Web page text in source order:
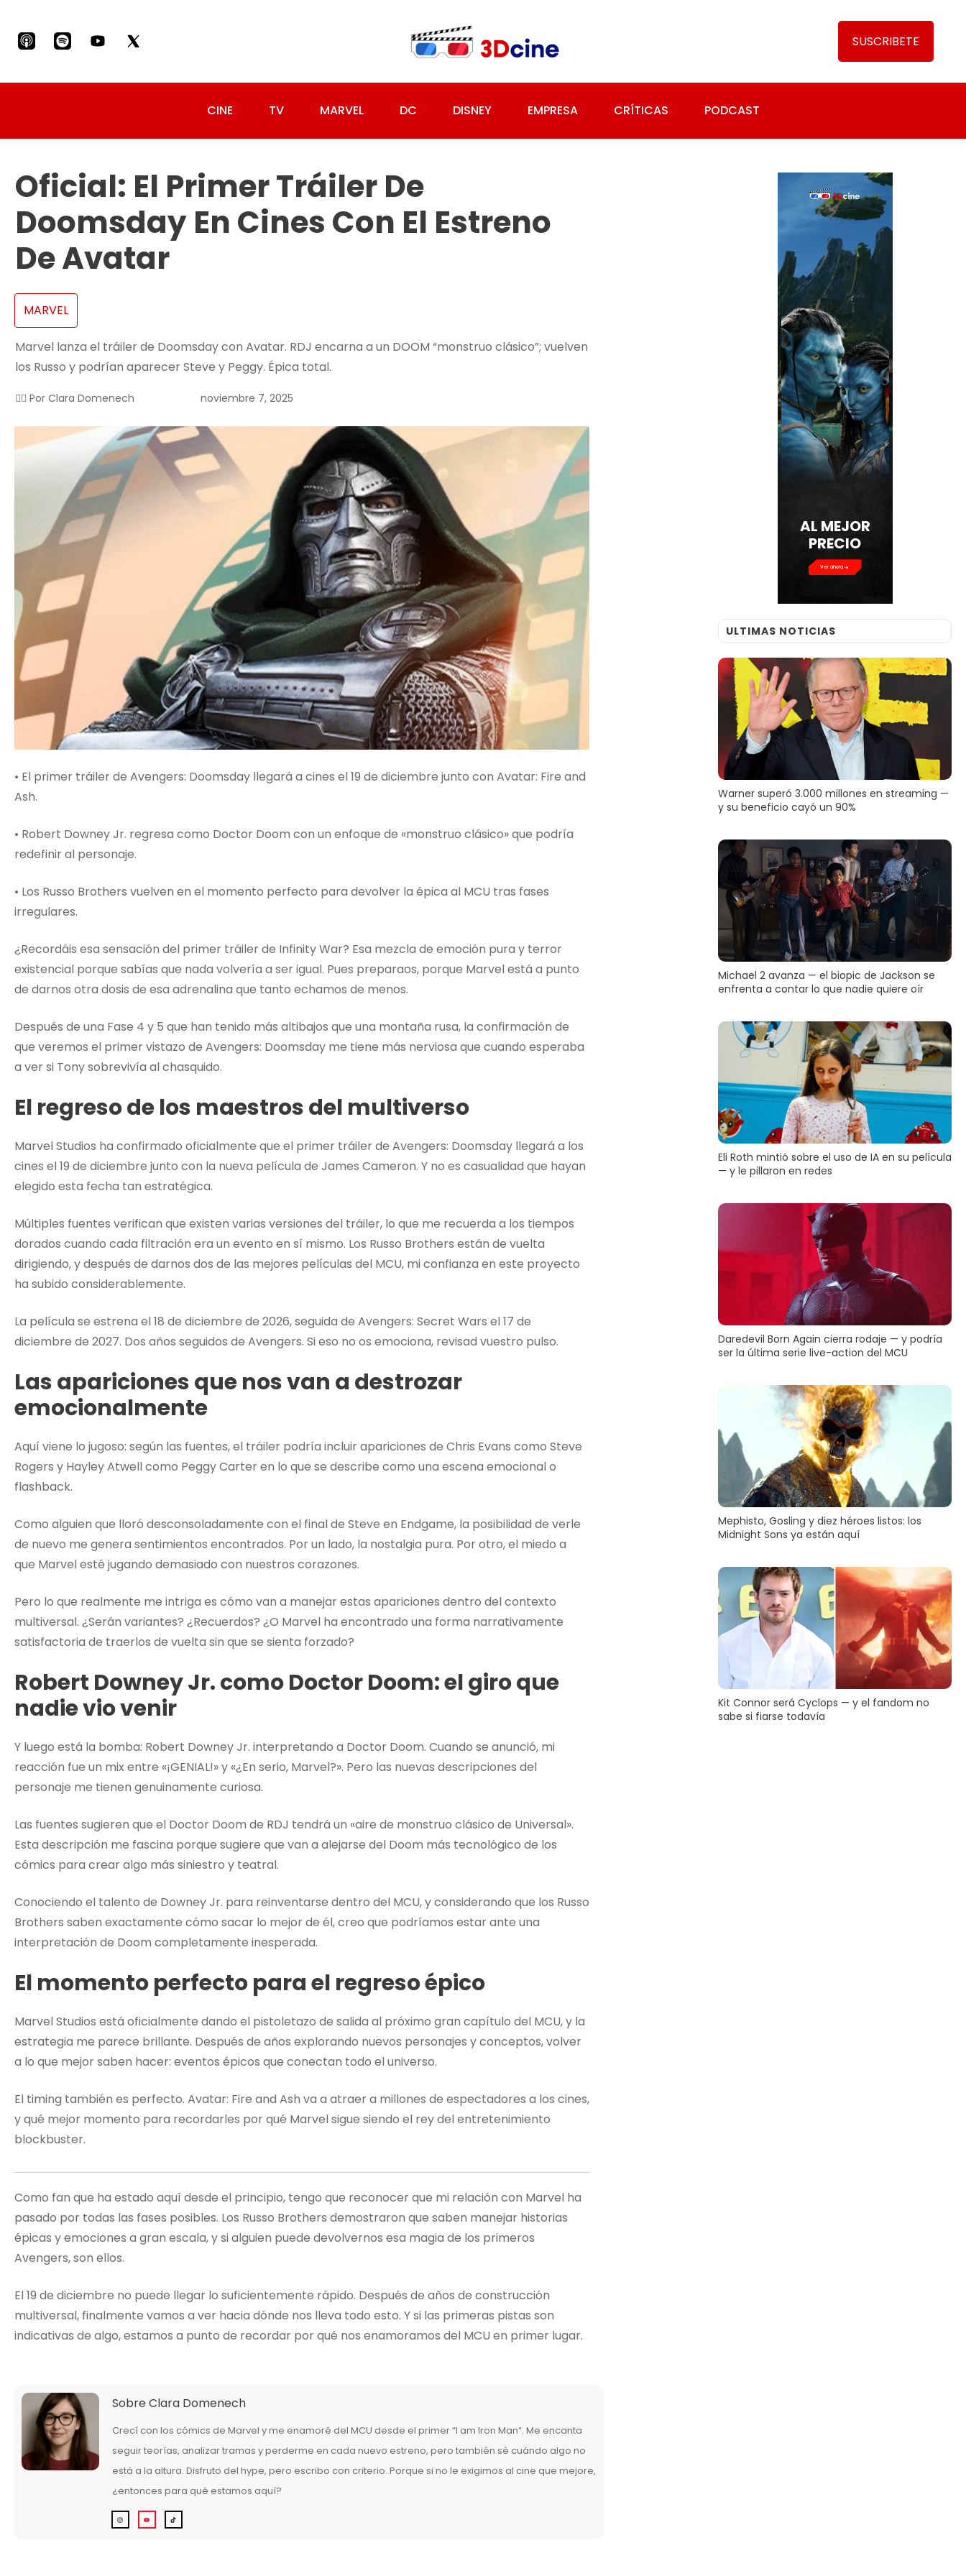
SUSCRIBETE
CINE TV MARVEL DC DISNEY EMPRESA CRÍTICAS PODCAST
Oficial: El Primer Tráiler De
Doomsday En Cines Con El Estreno
De Avatar
MARVEL
Marvel lanza el tráiler de Doomsday con Avatar. RDJ encarna a un DOOM “monstruo clásico”; vuelven
los Russo y podrían aparecer Steve y Peggy. Épica total.
✍🏻 Por Clara Domenech noviembre 7, 2025
• El primer tráiler de Avengers: Doomsday llegará a cines el 19 de diciembre junto con Avatar: Fire and
Ash.
• Robert Downey Jr. regresa como Doctor Doom con un enfoque de «monstruo clásico» que podría
redefinir al personaje.
• Los Russo Brothers vuelven en el momento perfecto para devolver la épica al MCU tras fases
irregulares.
¿Recordáis esa sensación del primer tráiler de Infinity War? Esa mezcla de emoción pura y terror
existencial porque sabías que nada volvería a ser igual. Pues preparaos, porque Marvel está a punto
de darnos otra dosis de esa adrenalina que tanto echamos de menos.
Después de una Fase 4 y 5 que han tenido más altibajos que una montaña rusa, la confirmación de
que veremos el primer vistazo de Avengers: Doomsday me tiene más nerviosa que cuando esperaba
a ver si Tony sobrevivía al chasquido.
El regreso de los maestros del multiverso
Marvel Studios ha confirmado oficialmente que el primer tráiler de Avengers: Doomsday llegará a los
cines el 19 de diciembre junto con la nueva película de James Cameron. Y no es casualidad que hayan
elegido esta fecha tan estratégica.
Múltiples fuentes verifican que existen varias versiones del tráiler, lo que me recuerda a los tiempos
dorados cuando cada filtración era un evento en sí mismo. Los Russo Brothers están de vuelta
dirigiendo, y después de darnos dos de las mejores películas del MCU, mi confianza en este proyecto
ha subido considerablemente.
La película se estrena el 18 de diciembre de 2026, seguida de Avengers: Secret Wars el 17 de
diciembre de 2027. Dos años seguidos de Avengers. Si eso no os emociona, revisad vuestro pulso.
Las apariciones que nos van a destrozar
emocionalmente
Aquí viene lo jugoso: según las fuentes, el tráiler podría incluir apariciones de Chris Evans como Steve
Rogers y Hayley Atwell como Peggy Carter en lo que se describe como una escena emocional o
flashback.
Como alguien que lloró desconsoladamente con el final de Steve en Endgame, la posibilidad de verle
de nuevo me genera sentimientos encontrados. Por un lado, la nostalgia pura. Por otro, el miedo a
que Marvel esté jugando demasiado con nuestros corazones.
Pero lo que realmente me intriga es cómo van a manejar estas apariciones dentro del contexto
multiversal. ¿Serán variantes? ¿Recuerdos? ¿O Marvel ha encontrado una forma narrativamente
satisfactoria de traerlos de vuelta sin que se sienta forzado?
Robert Downey Jr. como Doctor Doom: el giro que
nadie vio venir
Y luego está la bomba: Robert Downey Jr. interpretando a Doctor Doom. Cuando se anunció, mi
reacción fue un mix entre «¡GENIAL!» y «¿En serio, Marvel?». Pero las nuevas descripciones del
personaje me tienen genuinamente curiosa.
Las fuentes sugieren que el Doctor Doom de RDJ tendrá un «aire de monstruo clásico de Universal».
Esta descripción me fascina porque sugiere que van a alejarse del Doom más tecnológico de los
cómics para crear algo más siniestro y teatral.
Conociendo el talento de Downey Jr. para reinventarse dentro del MCU, y considerando que los Russo
Brothers saben exactamente cómo sacar lo mejor de él, creo que podríamos estar ante una
interpretación de Doom completamente inesperada.
El momento perfecto para el regreso épico
Marvel Studios está oficialmente dando el pistoletazo de salida al próximo gran capítulo del MCU, y la
estrategia me parece brillante. Después de años explorando nuevos personajes y conceptos, volver
a lo que mejor saben hacer: eventos épicos que conectan todo el universo.
El timing también es perfecto. Avatar: Fire and Ash va a atraer a millones de espectadores a los cines,
y qué mejor momento para recordarles por qué Marvel sigue siendo el rey del entretenimiento
blockbuster.
Como fan que ha estado aquí desde el principio, tengo que reconocer que mi relación con Marvel ha
pasado por todas las fases posibles. Los Russo Brothers demostraron que saben manejar historias
épicas y emociones a gran escala, y si alguien puede devolvernos esa magia de los primeros
Avengers, son ellos.
El 19 de diciembre no puede llegar lo suficientemente rápido. Después de años de construcción
multiversal, finalmente vamos a ver hacia dónde nos lleva todo esto. Y si las primeras pistas son
indicativas de algo, estamos a punto de recordar por qué nos enamoramos del MCU en primer lugar.
SobreClara Domenech
Crecí con los cómics de Marvel y me enamoré del MCU desde el primer “I am Iron Man”. Me encanta
seguir teorías, analizar tramas y perderme en cada nuevo estreno, pero también sé cuándo algo no
está a la altura. Disfruto del hype, pero escribo con criterio. Porque si no le exigimos al cine que mejore,
¿entonces para qué estamos aquí?
AL MEJOR
PRECIO
Ver ahora
ULTIMAS NOTICIAS
Warner superó 3.000 millones en streaming —
y su beneficio cayó un 90%
Michael 2 avanza — el biopic de Jackson se
enfrenta a contar lo que nadie quiere oír
Eli Roth mintió sobre el uso de IA en su película
— y le pillaron en redes
Daredevil Born Again cierra rodaje — y podría
ser la última serie live-action del MCU
Mephisto, Gosling y diez héroes listos: los
Midnight Sons ya están aquí
Kit Connor será Cyclops — y el fandom no
sabe si fiarse todavía